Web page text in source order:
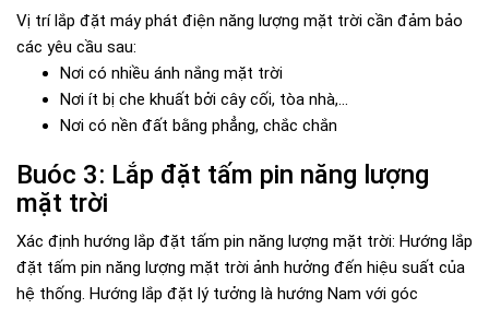
Vị trí lắp đặt máy phát điện năng lượng mặt trời cần đảm bảo
các yêu cầu sau:
Nơi có nhiều ánh nắng mặt trời
Nơi ít bị che khuất bởi cây cối, tòa nhà,...
Nơi có nền đất bằng phẳng, chắc chắn
Buóc 3: Lắp đặt tấm pin năng lượng
mặt trời
Xác định hướng lắp đặt tấm pin năng lượng mặt trời: Hướng lắp
đặt tấm pin năng lượng mặt trời ảnh hưởng đến hiệu suất của
hệ thống. Hướng lắp đặt lý tưởng là hướng Nam với góc